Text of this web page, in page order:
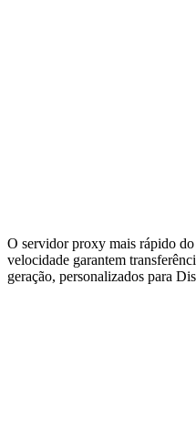
O servidor proxy mais rápido
velocidade garantem
geração, personalizados para